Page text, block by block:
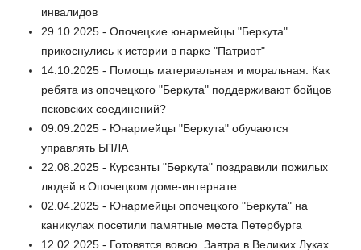
инвалидов
29.10.2025 - Опочецкие юнармейцы "Беркута"
прикоснулись к истории в парке "Патриот"
14.10.2025 - Помощь материальная и моральная. Как
ребята из опочецкого "Беркута" поддерживают бойцов
псковских соединений?
09.09.2025 - Юнармейцы "Беркута" обучаются
управлять БПЛА
22.08.2025 - Курсанты "Беркута" поздравили пожилых
людей в Опочецком доме-интернате
02.04.2025 - Юнармейцы опочецкого "Беркута" на
каникулах посетили памятные места Петербурга
12.02.2025 - Готовятся вовсю. Завтра в Великих Луках